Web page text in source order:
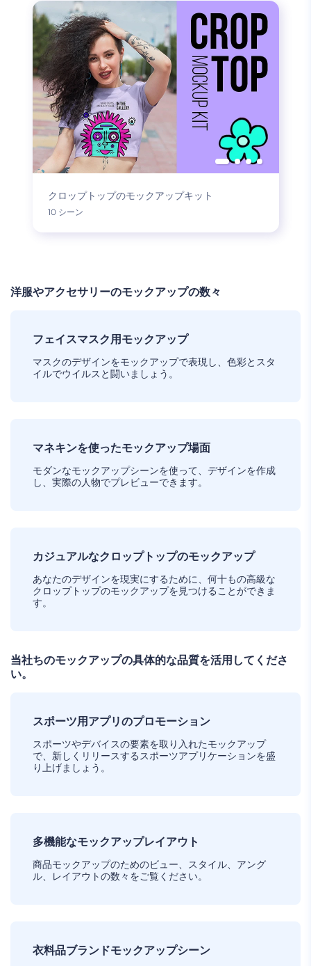
クロップトップのモックアップキット
10 シーン
洋服やアクセサリーのモックアップの数々
フェイスマスク用モックアップ
マスクのデザインをモックアップで表現し、色彩とスタ
イルでウイルスと闘いましょう。
マネキンを使ったモックアップ場面
モダンなモックアップシーンを使って、デザインを作成
し、実際の人物でプレビューできます。
カジュアルなクロップトップのモックアップ
あなたのデザインを現実にするために、何十もの高級な
クロップトップのモックアップを見つけることができま
す。
当社ちのモックアップの具体的な品質を活用してくださ
い。
スポーツ用アプリのプロモーション
スポーツやデバイスの要素を取り入れたモックアップ
で、新しくリリースするスポーツアプリケーションを盛
り上げましょう。
多機能なモックアップレイアウト
商品モックアップのためのビュー、スタイル、アング
ル、レイアウトの数々をご覧ください。
衣料品ブランドモックアップシーン